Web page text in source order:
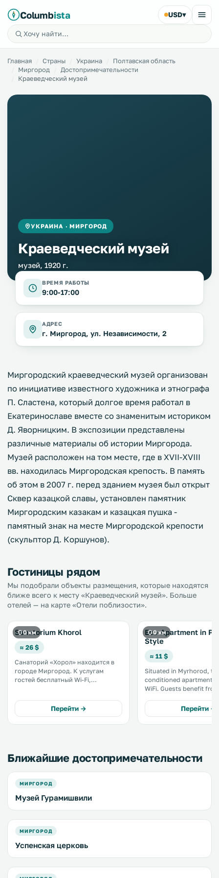
Columbista USD▾
Главная Страны Украина
Полтавская область
Миргород
Достопримечательности
Краеведческий музей
УКРАИНА · МИРГОРОД
Краеведческий музей
музей, 1920 г.
ВРЕМЯ РАБОТЫ
9:00-17:00
АДРЕС
г. Миргород, ул. Независимости, 2
Миргородский краеведческий музей организован
по инициативе известного художника и этнографа
П. Сластена, который долгое время работал в
Екатеринославе вместе со знаменитым историком
Д. Яворницким. В экспозиции представлены
различные материалы об истории Миргорода.
Музей расположен на том месте, где в XVII-XVIII
вв. находилась Миргородская крепость. В память
об этом в 2007 г. перед зданием музея был открыт
Сквер казацкой славы, установлен памятник
Миргородским казакам и казацкая пушка -
памятный знак на месте Миргородской крепости
(скульптор Д. Коршунов).
Гостиницы рядом
Мы подобрали объекты размещения, которые находятся
ближе всего к месту «Краеведческий музей». Больше
отелей — на карте «Отели поблизости».
0 км
Sanatorium Khorol
≈ 26 $
Санаторий «Хорол» находится в
городе Миргород. К услугам
гостей бесплатный Wi-Fi,
всех номеров –– собственная
ванная комната и телевизор с
плоским экраном. .
Перейти →
0 км
Eco-Apartment in
Style
≈ 11 $
Situated in Myrhorod,
conditioned apartment
WiFi. Guests benefit from balcony.
equipped with microwave.
and bed linen are
self-catering
Перейти →
Ближайшие достопримечательности
МИРГОРОД
Музей Гурамишвили
МИРГОРОД
Успенская церковь